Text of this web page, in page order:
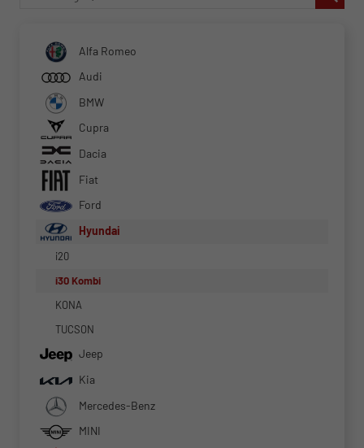
Alfa Romeo
Audi
BMW
Cupra
Dacia
Fiat
Ford
Hyundai
i20
i30 Kombi
KONA
TUCSON
Jeep
Kia
Mercedes-Benz
MINI